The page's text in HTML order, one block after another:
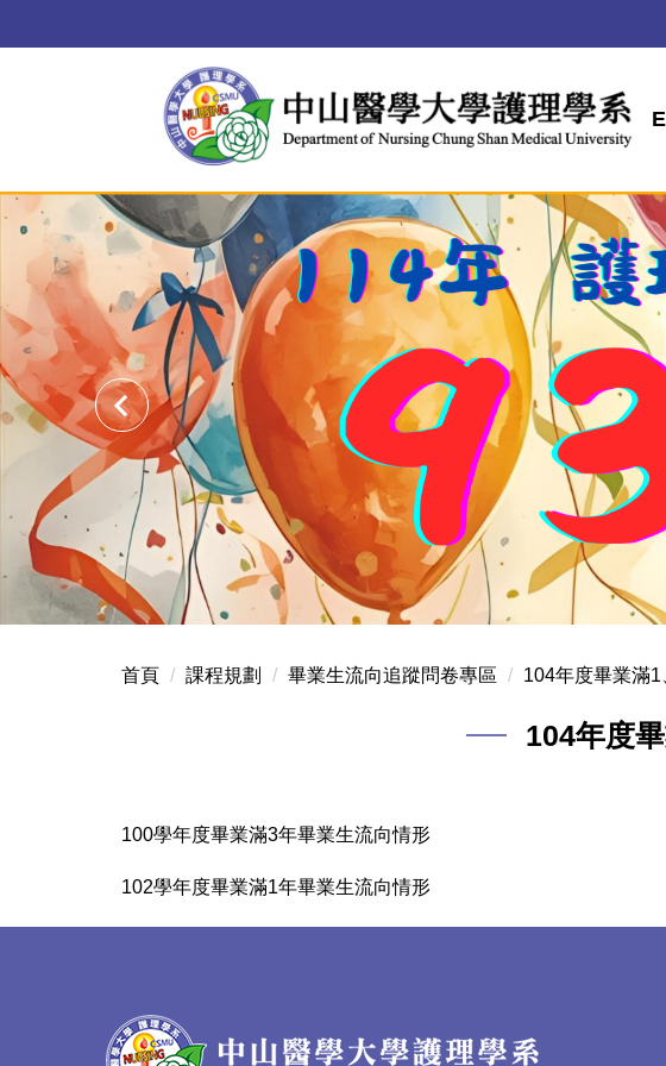
到
區
首頁 課程規劃 畢業生流向追蹤問卷專區 104年度畢業滿
104年度
100學年度畢業滿3年畢業生流向情形
102學年度畢業滿1年畢業生流向情形